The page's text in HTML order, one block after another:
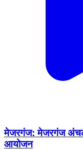
मेजरगंज: मेजरगंज अंचल
आयोजन